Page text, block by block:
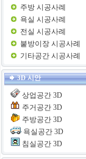
주방 시공사례
욕실 시공사례
전실 시공사례
붙방이장 시공사례
기타공간 시공사례
3D 시안
상업공간 3D
주거공간 3D
주방공간 3D
욕실공간 3D
침실공간 3D